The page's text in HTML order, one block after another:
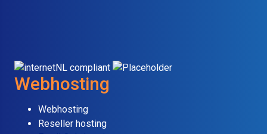
Webhosting
Webhosting
Reseller hosting